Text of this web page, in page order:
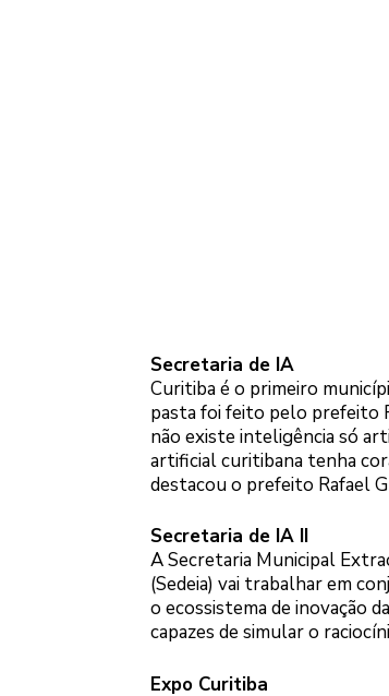
Secretaria de IA
Curitiba é o primeiro
pasta foi feito pelo prefeito
não existe inteligência só
artificial curitibana tenha
destacou o prefeito Rafael
Secretaria de IA II
A Secretaria Municipal
(Sedeia) vai trabalhar em
o ecossistema de inovação
capazes de simular o
Expo Curitiba